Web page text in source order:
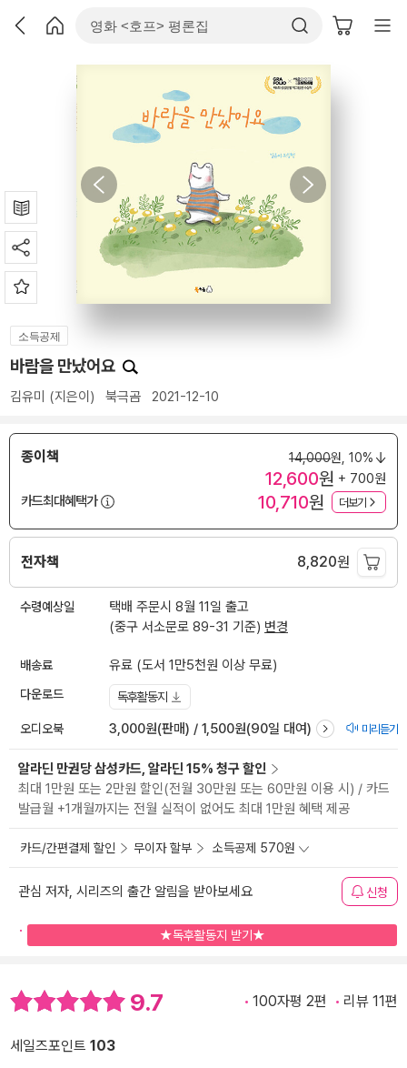
소득공제
바람을 만났어요
김유미 (지은이) 북극곰 2021-12-10
종이책 14,000원, 10%
12,600원 + 700원
카드최대혜택가
10,710원 더보기
전자책 8,820원
수령예상일
택배 주문시 8월 11일 출고
(중구 서소문로 89-31 기준) 변경
배송료 유료 (도서 1만5천원 이상 무료)
다운로드 독후활동지
오디오북 3,000원(판매) / 1,500원(90일 대여) 미리듣기
알라딘 만권당 삼성카드, 알라딘 15% 청구 할인
최대 1만원 또는 2만원 할인(전월 30만원 또는 60만원 이용 시) / 카드
발급월 +1개월까지는 전월 실적이 없어도 최대 1만원 혜택 제공
카드/간편결제 할인 무이자 할부 소득공제 570원
관심 저자, 시리즈의 출간 알림을 받아보세요 신청
★독후활동지 받기★
9.7 100자평 2편 리뷰 11편
세일즈포인트 103